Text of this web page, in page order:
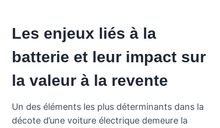
Les enjeux liés à la
batterie et leur impact sur
la valeur à la revente
Un des éléments les plus déterminants dans la
décote d’une voiture électrique demeure la